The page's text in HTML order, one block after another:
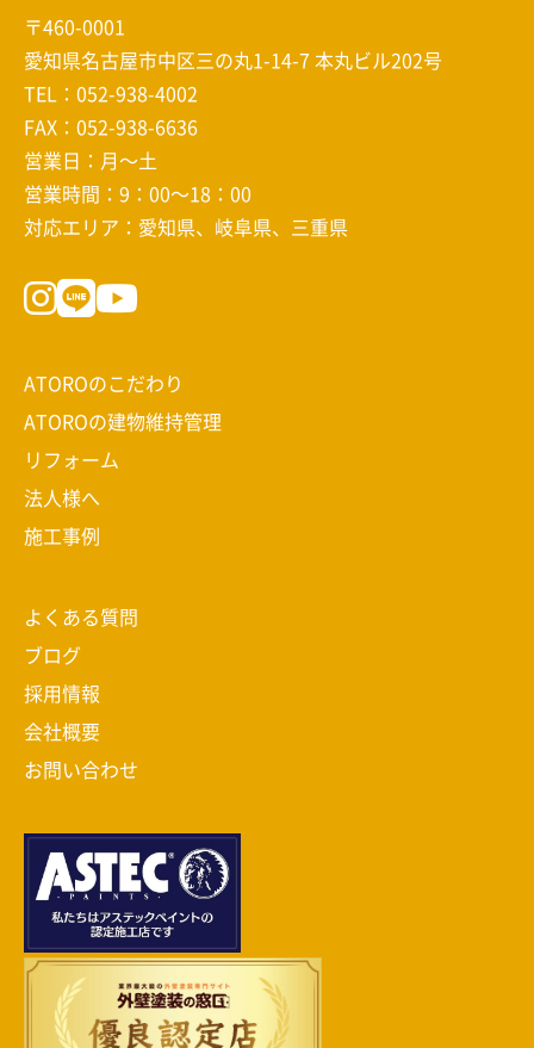
〒460-0001
愛知県名古屋市中区三の丸1-14-7 本丸ビル202号
TEL： 052-938-4002
FAX：052-938-6636
営業日：月～土
営業時間：9：00～18：00
対応エリア：愛知県、岐阜県、三重県
ATOROのこだわり
ATOROの建物維持管理
リフォーム
法人様へ
施工事例
よくある質問
ブログ
採用情報
会社概要
お問い合わせ